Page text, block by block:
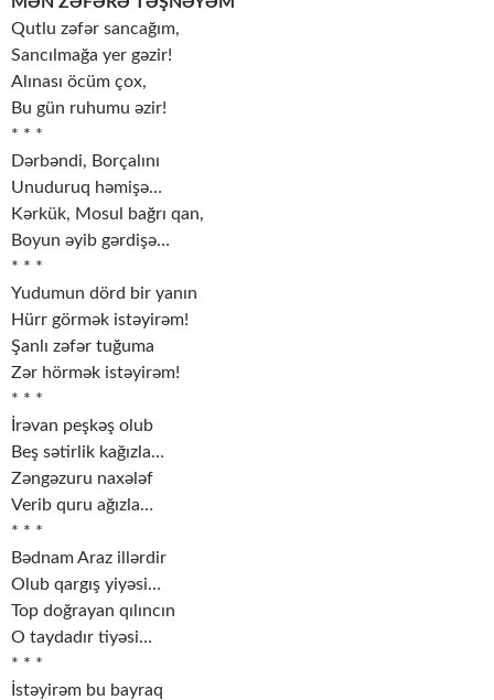
Qutlu zəfər sancağım,
Sancılmağa yer gəzir!
Alınası öcüm çox,
Bu gün ruhumu əzir!
* * *
Dərbəndi, Borçalını
Unuduruq həmişə…
Kərkük, Mosul bağrı qan,
Boyun əyib gərdişə…
* * *
Yudumun dörd bir yanın
Hürr görmək istəyirəm!
Şanlı zəfər tuğuma
Zər hörmək istəyirəm!
* * *
İrəvan peşkəş olub
Beş sətirlik kağızla…
Zəngəzuru naxələf
Verib quru ağızla…
* * *
Bədnam Araz illərdir
Olub qargış yiyəsi…
Top doğrayan qılıncın
O taydadır tiyəsi…
* * *
İstəyirəm bu bayraq